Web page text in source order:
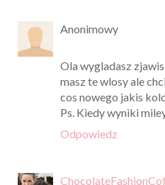
Anonimowy
Ola wygladasz
masz te wlosy ale
cos nowego jakis
Ps. Kiedy wyniki
Odpowiedz